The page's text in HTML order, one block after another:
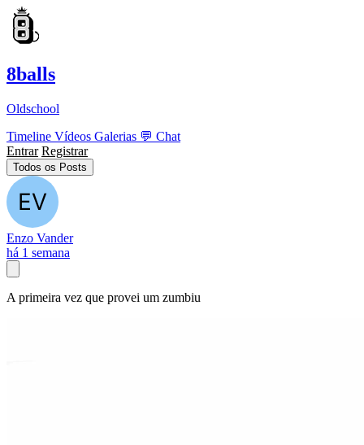
8balls
Oldschool
Timeline Vídeos Galerias 💬 Chat
Entrar Registrar
Todos os Posts
Enzo Vander
há 1 semana
A primeira vez que provei um zumbiu